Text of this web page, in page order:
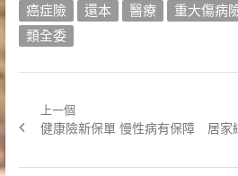
癌症險
還本 醫療 重大傷病
類全委
上一個
Previous
健康險新保單 慢性病有保障
Next
居家